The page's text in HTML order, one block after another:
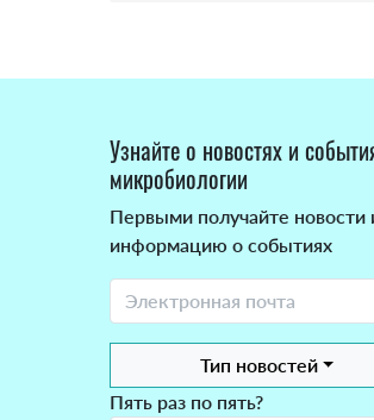
Узнайте о новостях и
микробиологии
Первыми получайте новости
информацию о событиях
Тип новостей
Пять раз по пять?